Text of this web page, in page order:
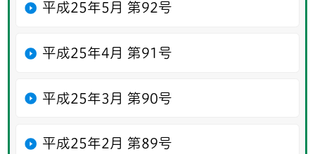
平成25年5月 第92号
平成25年4月 第91号
平成25年3月 第90号
平成25年2月 第89号